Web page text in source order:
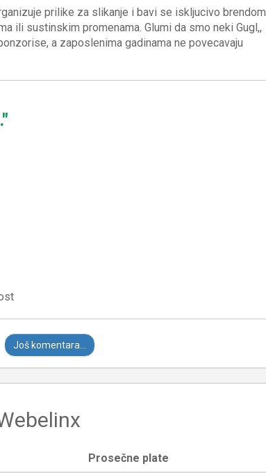
prilike za slikanje i bavi se iskljucivo brendom
ili sustinskim promenama. Glumi da smo neki Gugl,,
a zaposlenima gadinama ne povecavaju
Bolje organizacija i profesionalnost
Još komentara...
Prosečne plate